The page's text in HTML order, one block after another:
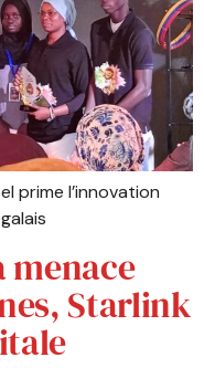
prime l’innovation
menace
Starlink